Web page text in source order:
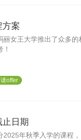
方案
女王大学推出了众多的
offer
日期
年秋季入学的课程